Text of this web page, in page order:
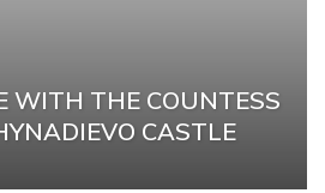
WITH THE COUNTESS
CASTLE